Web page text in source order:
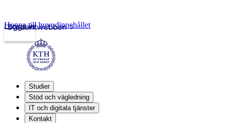
Studentwebben
Logga in
Hoppa till huvudinnehållet
Studier
Stöd och vägledning
IT och digitala tjänster
Kontakt